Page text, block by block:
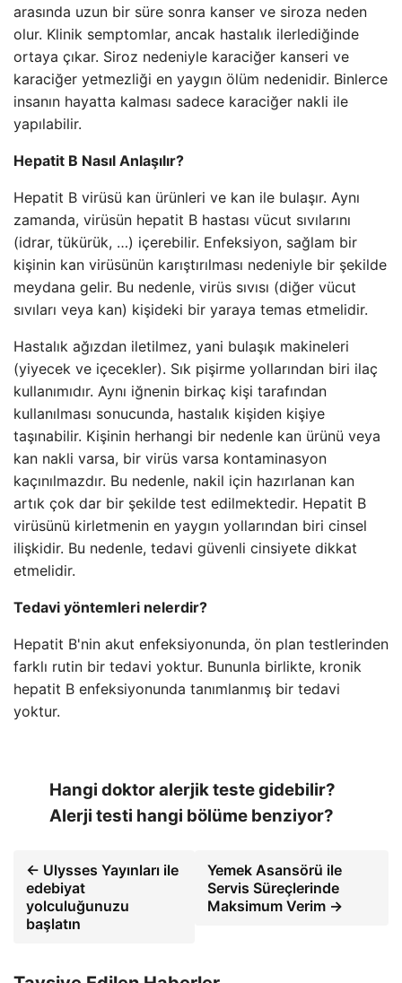
arasında uzun bir süre sonra kanser ve siroza neden
olur. Klinik semptomlar, ancak hastalık ilerlediğinde
ortaya çıkar. Siroz nedeniyle karaciğer kanseri ve
karaciğer yetmezliği en yaygın ölüm nedenidir. Binlerce
insanın hayatta kalması sadece karaciğer nakli ile
yapılabilir.
Hepatit B Nasıl Anlaşılır?
Hepatit B virüsü kan ürünleri ve kan ile bulaşır. Aynı
zamanda, virüsün hepatit B hastası vücut sıvılarını
(idrar, tükürük, …) içerebilir. Enfeksiyon, sağlam bir
kişinin kan virüsünün karıştırılması nedeniyle bir şekilde
meydana gelir. Bu nedenle, virüs sıvısı (diğer vücut
sıvıları veya kan) kişideki bir yaraya temas etmelidir.
Hastalık ağızdan iletilmez, yani bulaşık makineleri
(yiyecek ve içecekler). Sık pişirme yollarından biri ilaç
kullanımıdır. Aynı iğnenin birkaç kişi tarafından
kullanılması sonucunda, hastalık kişiden kişiye
taşınabilir. Kişinin herhangi bir nedenle kan ürünü veya
kan nakli varsa, bir virüs varsa kontaminasyon
kaçınılmazdır. Bu nedenle, nakil için hazırlanan kan
artık çok dar bir şekilde test edilmektedir. Hepatit B
virüsünü kirletmenin en yaygın yollarından biri cinsel
ilişkidir. Bu nedenle, tedavi güvenli cinsiyete dikkat
etmelidir.
Tedavi yöntemleri nelerdir?
Hepatit B'nin akut enfeksiyonunda, ön plan testlerinden
farklı rutin bir tedavi yoktur. Bununla birlikte, kronik
hepatit B enfeksiyonunda tanımlanmış bir tedavi
yoktur.
Hangi doktor alerjik teste gidebilir?
Alerji testi hangi bölüme benziyor?
← Ulysses Yayınları ile
edebiyat
yolculuğunuzu
başlatın
Yemek Asansörü ile
Servis Süreçlerinde
Maksimum Verim →